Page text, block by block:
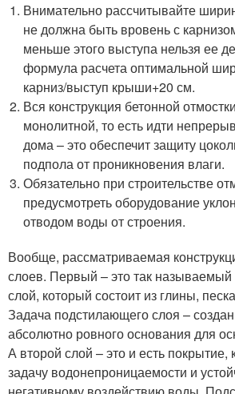
Внимательно рассчитывайте
не должна быть вровень с
меньше этого выступа нельзя ее
формула расчета оптимальной
карниз/выступ крыши+20 см.
Вся конструкция бетонной
монолитной, то есть идти
дома – это обеспечит защиту
подпола от проникновения влаги.
Обязательно при строительстве
предусмотреть оборудование
отводом воды от строения.
Вообще, рассматриваемая
слоев. Первый – это так
слой, который состоит из глины,
Задача подстилающего слоя –
абсолютно ровного основания для
А второй слой – это и есть покрытие,
задачу водонепроницаемости и